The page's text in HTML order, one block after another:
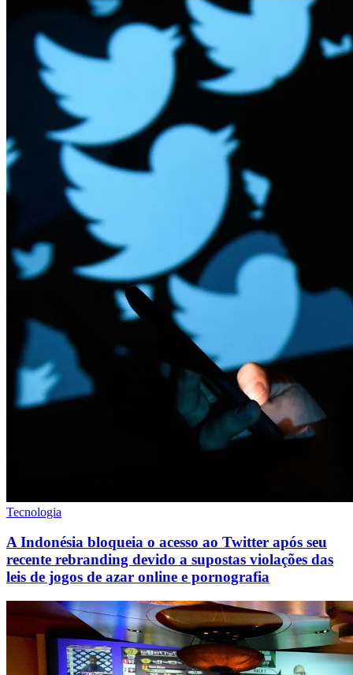
Tecnologia
A Indonésia bloqueia o acesso ao Twitter após seu
recente rebranding devido a supostas violações das
leis de jogos de azar online e pornografia